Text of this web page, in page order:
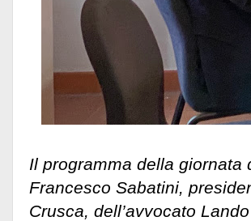
Il programma della
Francesco Sabatini,
Crusca, dell’avvocato